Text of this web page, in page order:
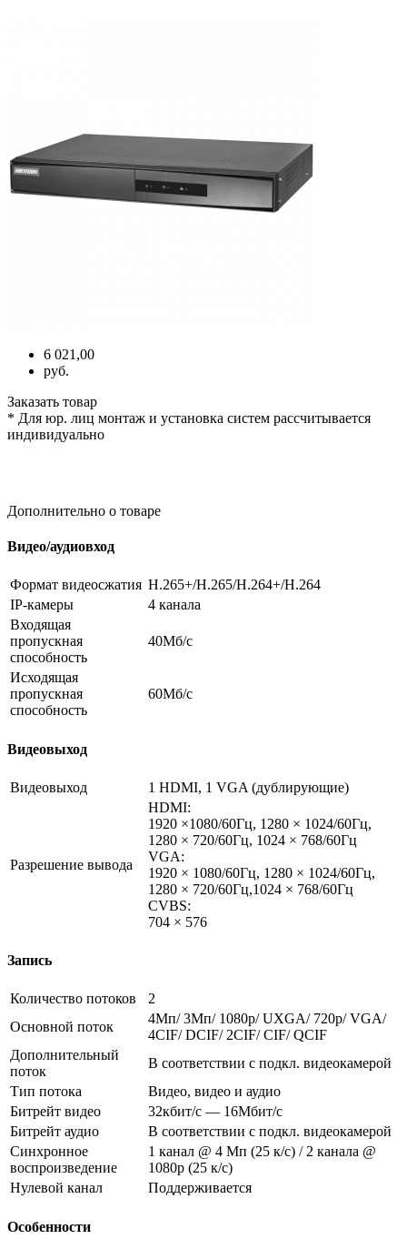
6 021,00
руб.
Заказать товар
* Для юр. лиц монтаж и установка систем рассчитывается
индивидуально
Дополнительно о товаре
Видео/аудиовход
Формат видеосжатия H.265+/H.265/H.264+/H.264
IP-камеры
4 канала
Входящая
пропускная
способность
40Мб/с
Исходящая
пропускная
способность
60Мб/с
Видеовыход
Видеовыход 1 HDMI, 1 VGA (дублирующие)
Разрешение вывода
HDMI:
1920 ×1080/60Гц, 1280 × 1024/60Гц,
1280 × 720/60Гц, 1024 × 768/60Гц
VGA:
1920 × 1080/60Гц, 1280 × 1024/60Гц,
1280 × 720/60Гц,1024 × 768/60Гц
CVBS:
704 × 576
Запись
Количество потоков
2
Основной поток
4Мп/ 3Мп/ 1080p/ UXGA/ 720p/ VGA/
4CIF/ DCIF/ 2CIF/ CIF/ QCIF
Дополнительный
поток
В соответствии с подкл. видеокамерой
Тип потока
Видео, видео и аудио
Битрейт видео
32кбит/с — 16Мбит/с
Битрейт аудио
В соответствии с подкл. видеокамерой
Синхронное
воспроизведение
1 канал @ 4 Мп (25 к/с) / 2 канала @
1080р (25 к/с)
Нулевой канал
Поддерживается
Особенности